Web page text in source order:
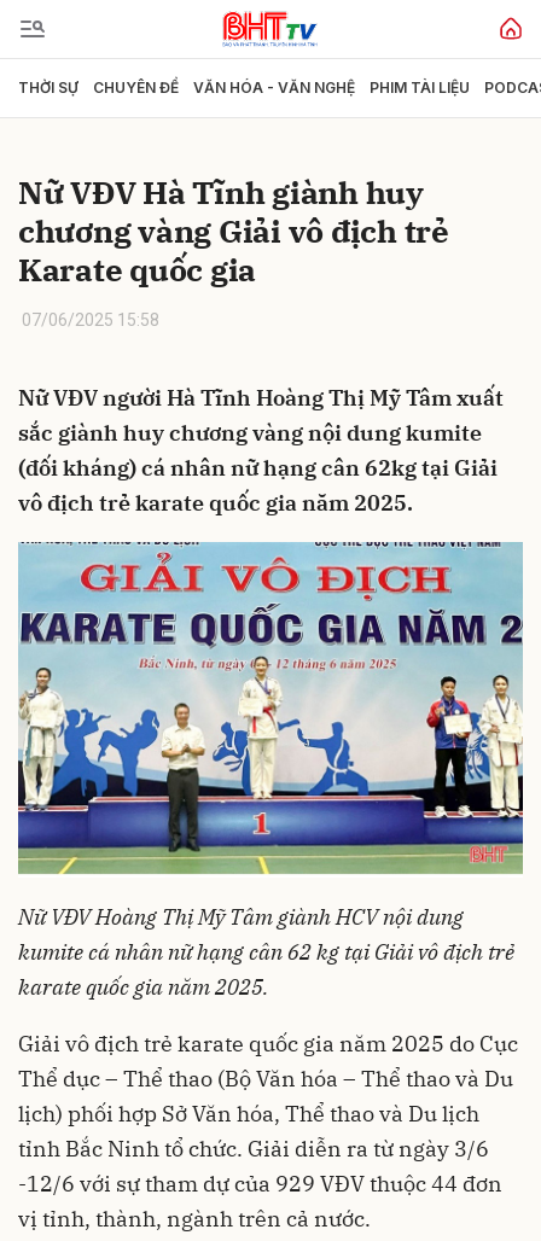
THỜI SỰ CHUYÊN ĐỀ VĂN HÓA - VĂN NGHỆ PHIM TÀI LIỆU
Nữ VĐV Hà Tĩnh giành huy
chương vàng Giải vô địch trẻ
Karate quốc gia
07/06/2025 15:58
Nữ VĐV người Hà Tĩnh Hoàng Thị Mỹ Tâm xuất
sắc giành huy chương vàng nội dung kumite
(đối kháng) cá nhân nữ hạng cân 62kg tại Giải
vô địch trẻ karate quốc gia năm 2025.
Nữ VĐV Hoàng Thị Mỹ Tâm giành HCV nội dung
kumite cá nhân nữ hạng cân 62 kg tại Giải vô địch trẻ
karate quốc gia năm 2025.
Giải vô địch trẻ karate quốc gia năm 2025 do Cục
Thể dục – Thể thao (Bộ Văn hóa – Thể thao và Du
lịch) phối hợp Sở Văn hóa, Thể thao và Du lịch
tỉnh Bắc Ninh tổ chức. Giải diễn ra từ ngày 3/6
-12/6 với sự tham dự của 929 VĐV thuộc 44 đơn
vị tỉnh, thành, ngành trên cả nước.
Gửi bình luận